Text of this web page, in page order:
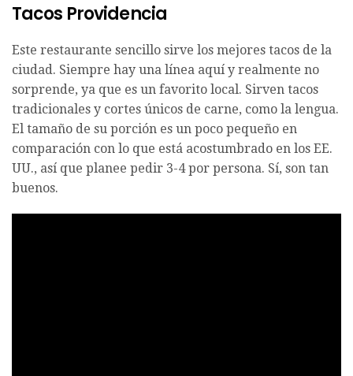
Tacos Providencia
Este restaurante sencillo sirve los mejores tacos de la
ciudad. Siempre hay una línea aquí y realmente no
sorprende, ya que es un favorito local. Sirven tacos
tradicionales y cortes únicos de carne, como la lengua.
El tamaño de su porción es un poco pequeño en
comparación con lo que está acostumbrado en los EE.
UU., así que planee pedir 3-4 por persona. Sí, son tan
buenos.